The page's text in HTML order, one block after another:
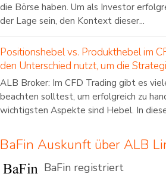
die Börse haben. Um als Investor
der Lage sein, den Kontext dieser...
Positionshebel vs. Produkthebel im
den Unterschied nutzt, um die
ALB Broker: Im CFD Trading gibt es
beachten solltest, um erfolgreich zu
wichtigsten Aspekte sind Hebel. In
BaFin Auskunft über ALB
BaFin registriert